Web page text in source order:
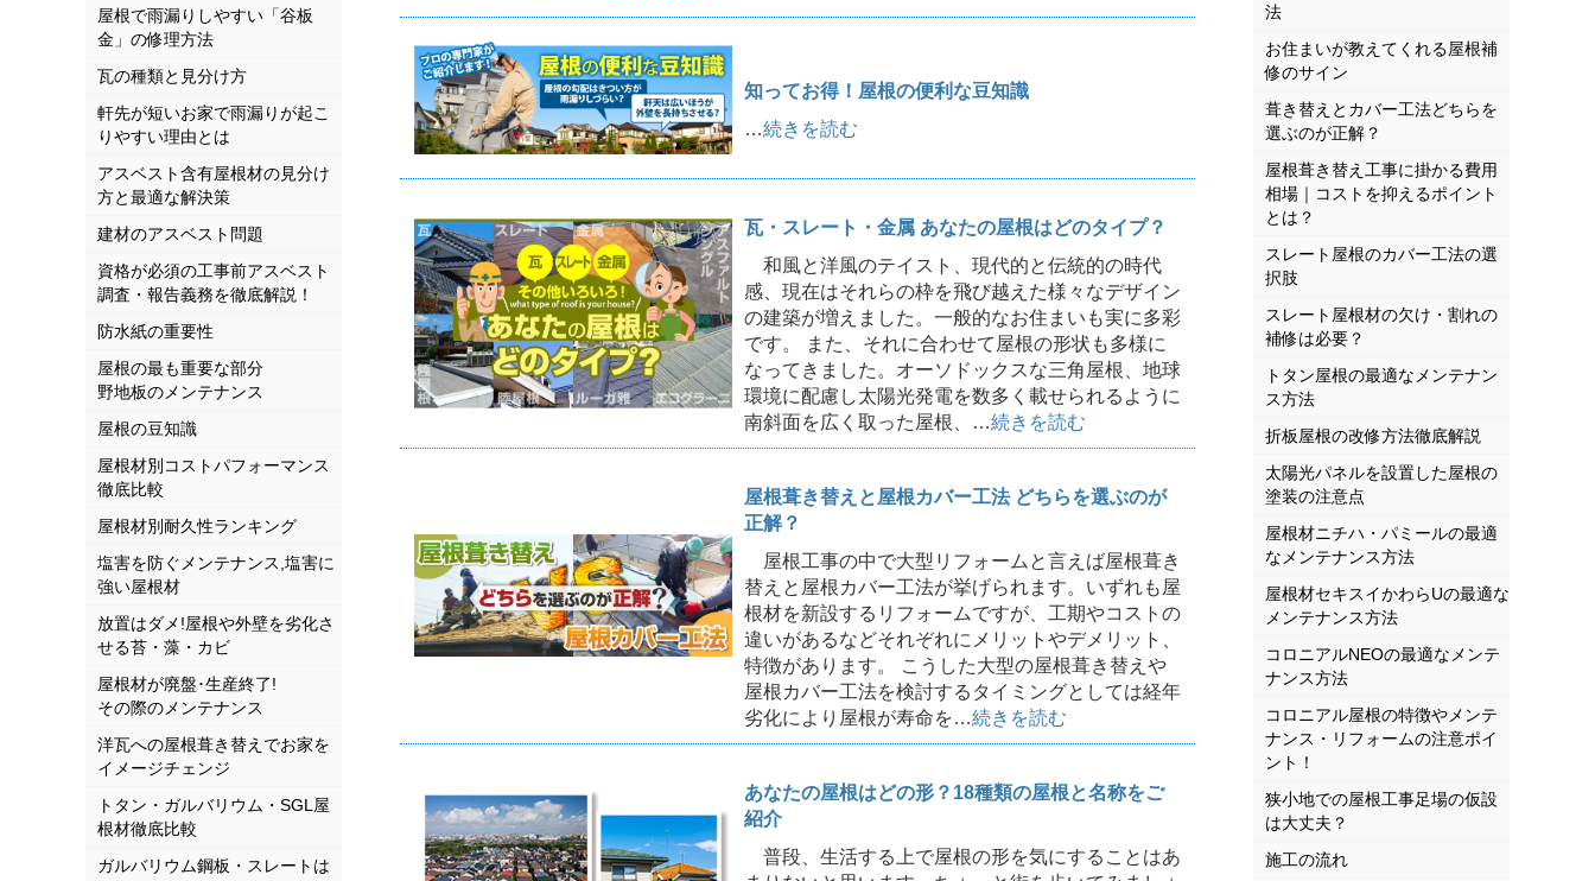
屋根で雨漏りしやすい「谷板
金」の修理方法
瓦の種類と見分け方
軒先が短いお家で雨漏りが起こ
りやすい理由とは
アスベスト含有屋根材の見分け
方と最適な解決策
建材のアスベスト問題
資格が必須の工事前アスベスト
調査・報告義務を徹底解説！
防水紙の重要性
屋根の最も重要な部分
野地板のメンテナンス
屋根の豆知識
屋根材別コストパフォーマンス
徹底比較
屋根材別耐久性ランキング
塩害を防ぐメンテナンス,塩害に
強い屋根材
放置はダメ!屋根や外壁を劣化さ
せる苔・藻・カビ
屋根材が廃盤･生産終了!
その際のメンテナンス
洋瓦への屋根葺き替えでお家を
イメージチェンジ
トタン・ガルバリウム・SGL屋
根材徹底比較
ガルバリウム鋼板・スレートは
知ってお得！屋根の便利な豆知識
…続きを読む
瓦・スレート・金属 あなたの屋根はどのタイプ？
和風と洋風のテイスト、現代的と伝統的の時代
感、現在はそれらの枠を飛び越えた様々なデザイン
の建築が増えました。一般的なお住まいも実に多彩
です。 また、それに合わせて屋根の形状も多様に
なってきました。オーソドックスな三角屋根、地球
環境に配慮し太陽光発電を数多く載せられるように
南斜面を広く取った屋根、…続きを読む
屋根葺き替えと屋根カバー工法 どちらを選ぶのが
正解？
屋根工事の中で大型リフォームと言えば屋根葺き
替えと屋根カバー工法が挙げられます。いずれも屋
根材を新設するリフォームですが、工期やコストの
違いがあるなどそれぞれにメリットやデメリット、
特徴があります。 こうした大型の屋根葺き替えや
屋根カバー工法を検討するタイミングとしては経年
劣化により屋根が寿命を…続きを読む
あなたの屋根はどの形？18種類の屋根と名称をご
紹介
普段、生活する上で屋根の形を気にすることはあ
法
お住まいが教えてくれる屋根補
修のサイン
葺き替えとカバー工法どちらを
選ぶのが正解？
屋根葺き替え工事に掛かる費用
相場｜コストを抑えるポイント
とは？
スレート屋根のカバー工法の選
択肢
スレート屋根材の欠け・割れの
補修は必要？
トタン屋根の最適なメンテナン
ス方法
折板屋根の改修方法徹底解説
太陽光パネルを設置した屋根の
塗装の注意点
屋根材ニチハ・パミールの最適
なメンテナンス方法
屋根材セキスイかわらUの最適な
メンテナンス方法
コロニアルNEOの最適なメンテ
ナンス方法
コロニアル屋根の特徴やメンテ
ナンス・リフォームの注意ポイ
ント！
狭小地での屋根工事足場の仮設
は大丈夫？
施工の流れ